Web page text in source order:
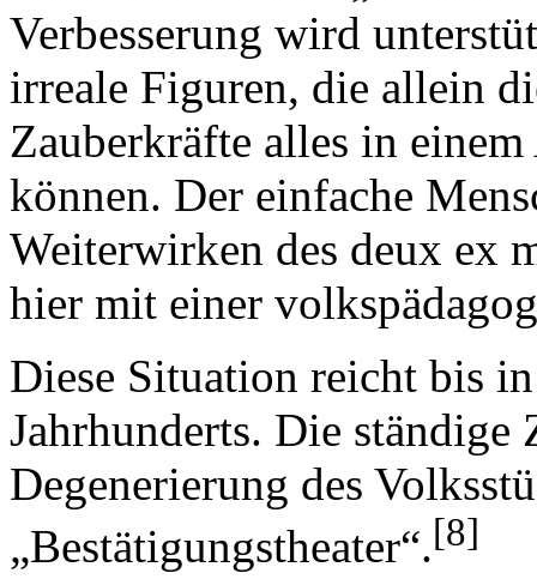
Verbesserung wird
irreale Figuren, die allein
Zauberkräfte alles in
können. Der einfache
Weiterwirken des deux ex
hier mit einer
Diese Situation reicht bis
Jahrhunderts. Die ständige
Degenerierung des
„Bestätigungstheater“.[8]